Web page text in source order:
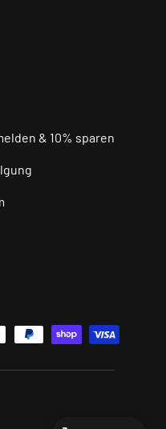
& 10% sparen